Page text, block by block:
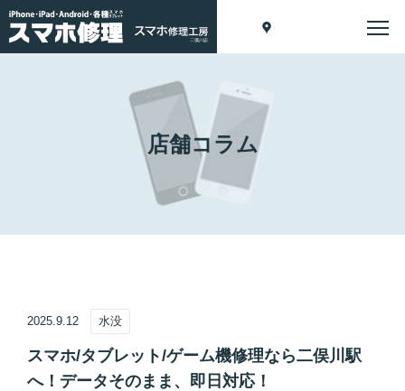
店舗コラム
2025.9.12 水没
スマホ/タブレット/ゲーム機修理なら二俣川駅
へ！データそのまま、即日対応！